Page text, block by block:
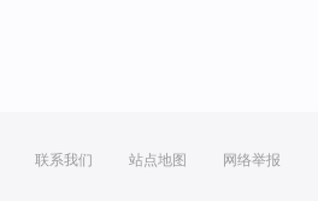
联系我们 站点地图 网络举报